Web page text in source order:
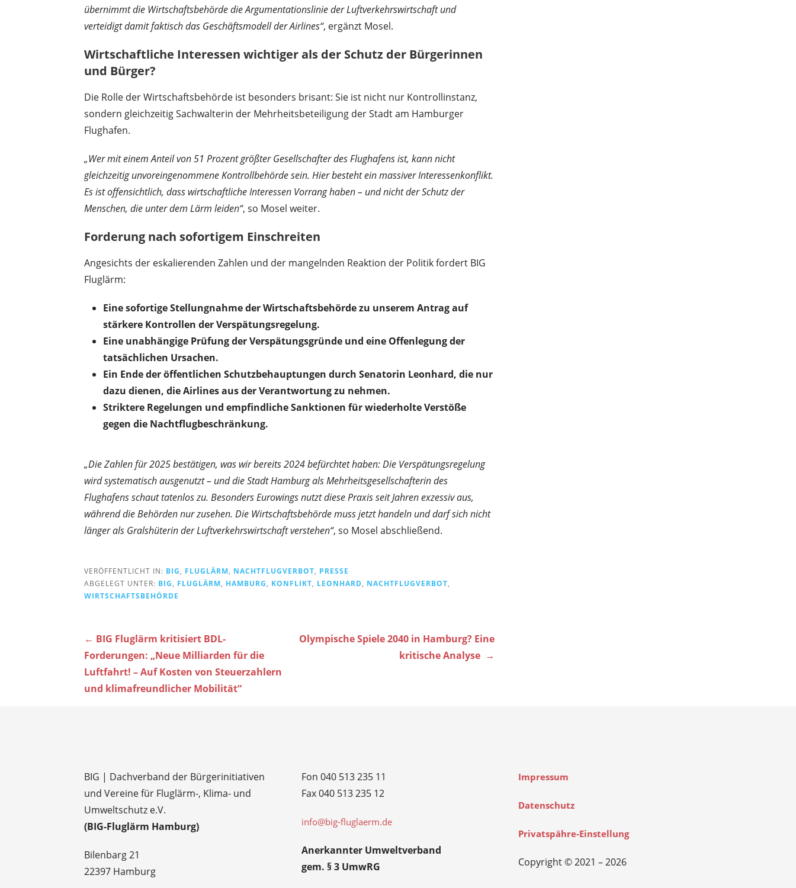
übernimmt die Wirtschaftsbehörde die Argumentationslinie der Luftverkehrswirtschaft und
verteidigt damit faktisch das Geschäftsmodell der Airlines“, ergänzt Mosel.
Wirtschaftliche Interessen wichtiger als der Schutz der Bürgerinnen
und Bürger?
Die Rolle der Wirtschaftsbehörde ist besonders brisant: Sie ist nicht nur Kontrollinstanz,
sondern gleichzeitig Sachwalterin der Mehrheitsbeteiligung der Stadt am Hamburger
Flughafen.
„Wer mit einem Anteil von 51 Prozent größter Gesellschafter des Flughafens ist, kann nicht
gleichzeitig unvoreingenommene Kontrollbehörde sein. Hier besteht ein massiver Interessenkonflikt.
Es ist offensichtlich, dass wirtschaftliche Interessen Vorrang haben – und nicht der Schutz der
Menschen, die unter dem Lärm leiden“, so Mosel weiter.
Forderung nach sofortigem Einschreiten
Angesichts der eskalierenden Zahlen und der mangelnden Reaktion der Politik fordert BIG
Fluglärm:
Eine sofortige Stellungnahme der Wirtschaftsbehörde zu unserem Antrag auf
stärkere Kontrollen der Verspätungsregelung.
Eine unabhängige Prüfung der Verspätungsgründe und eine Offenlegung der
tatsächlichen Ursachen.
Ein Ende der öffentlichen Schutzbehauptungen durch Senatorin Leonhard, die nur
dazu dienen, die Airlines aus der Verantwortung zu nehmen.
Striktere Regelungen und empfindliche Sanktionen für wiederholte Verstöße
gegen die Nachtflugbeschränkung.
„Die Zahlen für 2025 bestätigen, was wir bereits 2024 befürchtet haben: Die Verspätungsregelung
wird systematisch ausgenutzt – und die Stadt Hamburg als Mehrheitsgesellschafterin des
Flughafens schaut tatenlos zu. Besonders Eurowings nutzt diese Praxis seit Jahren exzessiv aus,
während die Behörden nur zusehen. Die Wirtschaftsbehörde muss jetzt handeln und darf sich nicht
länger als Gralshüterin der Luftverkehrswirtschaft verstehen“, so Mosel abschließend.
VERÖFFENTLICHT IN: BIG FLUGLÄRM NACHTFLUGVERBOT
PRESSE
ABGELEGT UNTER: BIG FLUGLÄRM HAMBURG KONFLIKT LEONHARD NACHTFLUGVERBOT
WIRTSCHAFTSBEHÖRDE
Beitragsnavigation
← BIG Fluglärm kritisiert BDL-
Forderungen: „Neue Milliarden für die
Luftfahrt! – Auf Kosten von Steuerzahlern
und klimafreundlicher Mobilität“
Olympische Spiele 2040 in Hamburg? Eine
kritische Analyse →
BIG | Dachverband der Bürgerinitiativen
und Vereine für Fluglärm-, Klima- und
Umweltschutz e.V.
(BIG-Fluglärm Hamburg)
Bilenbarg 21
22397 Hamburg
Fon 040 513 235 11
Fax 040 513 235 12
info@big-fluglaerm.de
Anerkannter Umweltverband
gem. § 3 UmwRG
Impressum
Datenschutz
Privatspähre-Einstellung
Copyright © 2021 – 2026